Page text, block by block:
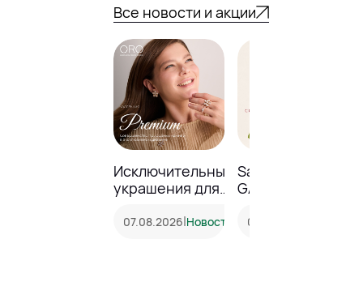
Все новости и акции
Исключительные
украшения для
моментов
07.08.2026|Новость
Sale до -23% в
GALANTEYA!
05.08.2026